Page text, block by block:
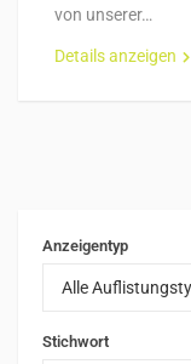
von unserer…
Details anzeigen
Anzeigentyp
Alle
Stichwort